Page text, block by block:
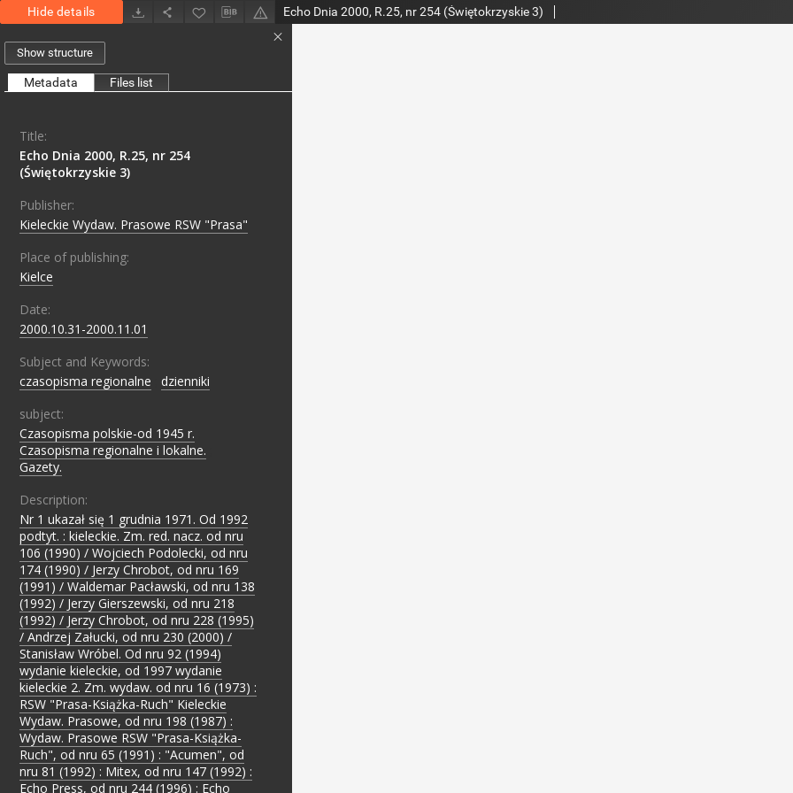
Hide details Echo Dnia 2000, R.25, nr 254 (Świętokrzyskie 3)
Show structure
Metadata Files list
Title:
Echo Dnia 2000, R.25, nr 254
(Świętokrzyskie 3)
Publisher:
Kieleckie Wydaw. Prasowe RSW "Prasa"
Place of publishing:
Kielce
Date:
2000.10.31-2000.11.01
Subject and Keywords:
czasopisma regionalne
dzienniki
subject:
Czasopisma polskie-od 1945 r.
Czasopisma regionalne i lokalne.
Gazety.
Description:
Nr 1 ukazał się 1 grudnia 1971. Od 1992
podtyt. : kieleckie. Zm. red. nacz. od nru
106 (1990) / Wojciech Podolecki, od nru
174 (1990) / Jerzy Chrobot, od nru 169
(1991) / Waldemar Pacławski, od nru 138
(1992) / Jerzy Gierszewski, od nru 218
(1992) / Jerzy Chrobot, od nru 228 (1995)
/ Andrzej Załucki, od nru 230 (2000) /
Stanisław Wróbel. Od nru 92 (1994)
wydanie kieleckie, od 1997 wydanie
kieleckie 2. Zm. wydaw. od nru 16 (1973) :
RSW "Prasa-Książka-Ruch" Kieleckie
Wydaw. Prasowe, od nru 198 (1987) :
Wydaw. Prasowe RSW "Prasa-Książka-
Ruch", od nru 65 (1991) : "Acumen", od
nru 81 (1992) : Mitex, od nru 147 (1992) :
Echo Press, od nru 244 (1996) : Echo